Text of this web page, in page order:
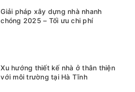
Giải pháp xây dựng nhà nhanh
chóng 2025 – Tối ưu chi phí
Xu hướng thiết kế nhà ở thân thiện
với môi trường tại Hà Tĩnh